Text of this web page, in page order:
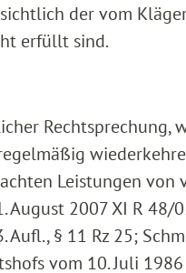
der vom
erfüllt sind.
Rechtsprechung,
Leistungen
August 2007 XI R
Aufl., § 11 Rz 25;
vom 10. Juli